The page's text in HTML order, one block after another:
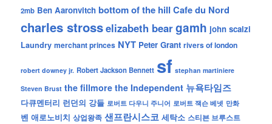
2mb Ben Aaronvitch bottom of the hill Cafe du Nord
charles strosselizabeth beargamh john scalzi
Laundry merchant princes NYT Peter Grant rivers of london
robert downey jr. Robert Jackson Bennett sf stephan martiniere
Steven Brust the fillmore the Independent 뉴욕타임즈
다큐멘터리 런던의 강들 로버트 다우니 주니어 로버트 잭슨 베넷 만화
벤 애로노비치 상업왕족 샌프란시스코 세탁소 스티븐 브루스트